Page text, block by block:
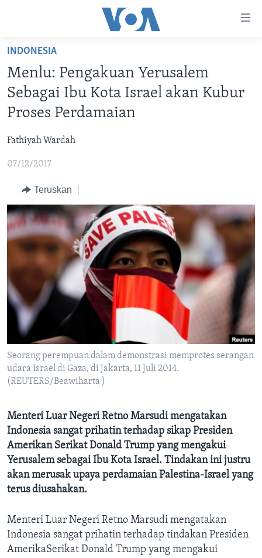
Akses
Lanjut
ke
Konten
Utama
ke
Utama
Lanjut
Pencarian
BERANDA
DUNIA
VIDEO
DAFTAR PROGRAM
IKUTI KAMI
Bahasa-bahasa
INDONESIA
Menlu: Pengakuan Yerusalem
Sebagai Ibu Kota Israel akan Kubur
Proses Perdamaian
Fathiyah Wardah
07/12/2017
Teruskan
Seorang perempuan dalam demonstrasi memprotes serangan
udara Israel di Gaza, di Jakarta, 11 Juli 2014.
(REUTERS/Beawiharta )
Menteri Luar Negeri Retno Marsudi mengatakan
Indonesia sangat prihatin terhadap sikap Presiden
Amerikan Serikat Donald Trump yang mengakui
Yerusalem sebagai Ibu Kota Israel. Tindakan ini justru
akan merusak upaya perdamaian Palestina-Israel yang
terus diusahakan.
Menteri Luar Negeri Retno Marsudi mengatakan
Indonesia sangat prihatin terhadap tindakan Presiden
AmerikaSerikat Donald Trump yang mengakui